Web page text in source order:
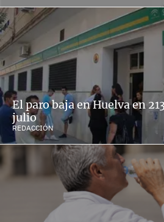
El paro baja en Huelva en
julio
REDACCIÓN